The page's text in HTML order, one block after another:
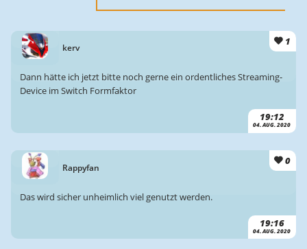
kerv
1
19:12
04. AUG. 2020
Dann hätte ich jetzt bitte noch gerne ein ordentliches Streaming-
Device im Switch Formfaktor
Rappyfan
0
19:16
04. AUG. 2020
Das wird sicher unheimlich viel genutzt werden.